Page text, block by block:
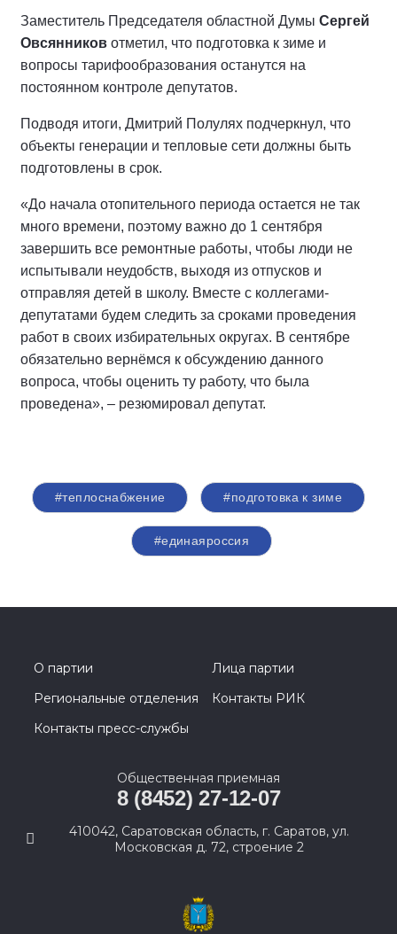
Заместитель Председателя областной Думы Сергей
Овсянников отметил, что подготовка к зиме и
вопросы тарифообразования останутся на
постоянном контроле депутатов.
Подводя итоги, Дмитрий Полулях подчеркнул, что
объекты генерации и тепловые сети должны быть
подготовлены в срок.
«До начала отопительного периода остается не так
много времени, поэтому важно до 1 сентября
завершить все ремонтные работы, чтобы люди не
испытывали неудобств, выходя из отпусков и
отправляя детей в школу. Вместе с коллегами-
депутатами будем следить за сроками проведения
работ в своих избирательных округах. В сентябре
обязательно вернёмся к обсуждению данного
вопроса, чтобы оценить ту работу, что была
проведена», – резюмировал депутат.
#теплоснабжение #подготовка к зиме
#единаяроссия
О партии
Лица партии
Региональные отделения
Контакты РИК
Контакты пресс-службы
Общественная приемная
8 (8452) 27-12-07
410042, Саратовская область, г. Саратов, ул.
Московская д. 72, строение 2